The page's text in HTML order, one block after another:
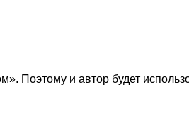
Поэтому и автор будет